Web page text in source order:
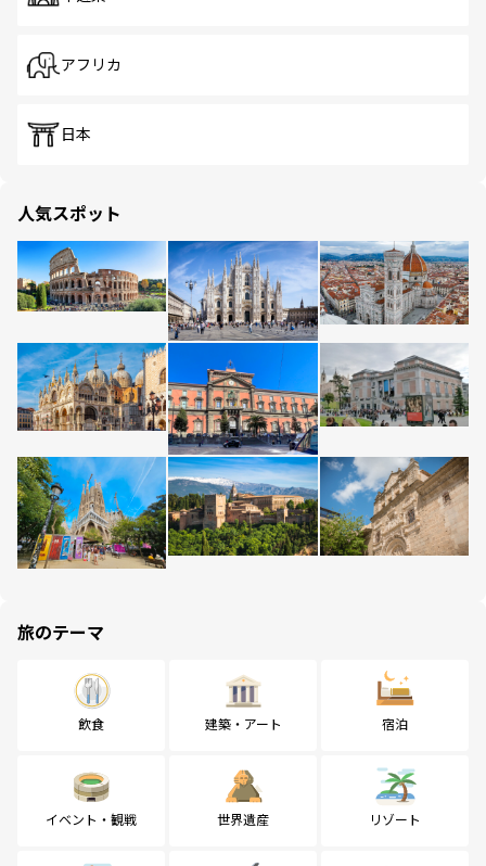
アフリカ
日本
人気スポット
旅のテーマ
飲食 建築・アート 宿泊
イベント・観戦 世界遺産 リゾート